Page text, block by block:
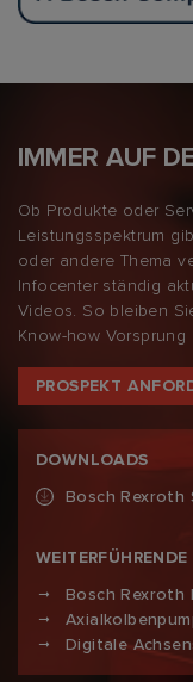
IMMER AUF
Ob Produkte oder
Leistungsspektrum
oder andere Thema
Infocenter ständig
Videos. So bleiben
Know-how Vorsprung
PROSPEKT
DOWNLOADS
Bosch
Bosch Rexroth
Digitale